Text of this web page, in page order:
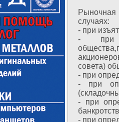
Рыночная
случаях:
- при
- при
совета)
- при
- при
- при
- при